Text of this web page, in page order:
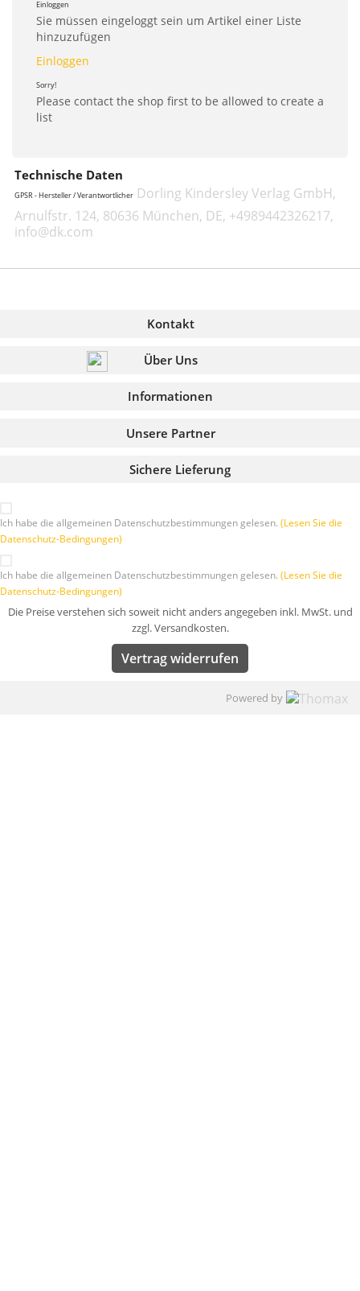
Einloggen
Sie müssen eingeloggt sein um Artikel einer Liste
hinzuzufügen
Einloggen
Sorry!
Please contact the shop first to be allowed to create a
list
Technische Daten
GPSR - Hersteller / Verantwortlicher Dorling Kindersley Verlag GmbH,
Arnulfstr. 124, 80636 München, DE, +4989442326217,
info@dk.com
Kontakt
Über Uns
Informationen
Sichere Lieferung
Unsere Partner
Ich habe die allgemeinen Datenschutzbestimmungen gelesen. (Lesen Sie die
Datenschutz-Bedingungen)
Ich habe die allgemeinen Datenschutzbestimmungen gelesen. (Lesen Sie die
Datenschutz-Bedingungen)
Die Preise verstehen sich soweit nicht anders angegeben inkl. MwSt. und
zzgl. Versandkosten.
Vertrag widerrufen
Powered by